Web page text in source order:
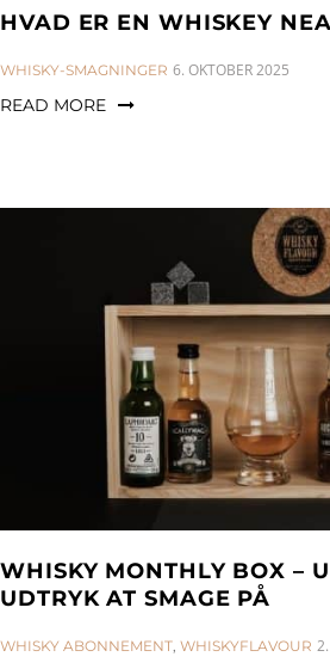
HVAD ER EN WHISKEY
CATEGORIES:
WHISKY-SMAGNINGER 6. OKTOBER 2025
READ MORE
WHISKY MONTHLY BOX –
UDTRYK AT SMAGE PÅ
CATEGORIES:
WHISKY ABONNEMENT, WHISKYFLAVOUR